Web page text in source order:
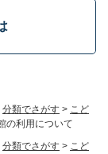
分類でさがす > こど
の利用について
分類でさがす > こど